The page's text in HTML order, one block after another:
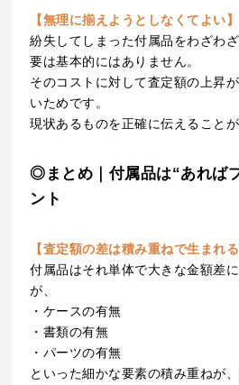
【無理に揃えようとしなくてよい】
紛失してしまった付属品をわざわ
要は基本的にはありません。
そのコストに対して査定額の上昇
いためです。
現状あるものを正確に伝えることが
◎まとめ｜付属品は“あれば
ント
【査定額の差は積み重ねで生まれる
付属品はそれ単体で大きな金額差
が、
・ケースの有無
・書類の有無
・パーツの有無
といった細かな要素の積み重ねが